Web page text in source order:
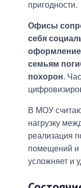
пригодности.
Офисы
себя
семьям
похорон.
В МОУ
нагрузку
реализация
помещений и
усложняет и